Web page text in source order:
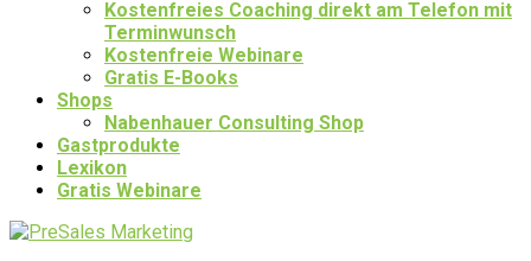
Kostenfreies Coaching direkt am Telefon mit
Terminwunsch
Kostenfreie Webinare
Gratis E-Books
Shops
Nabenhauer Consulting Shop
Gastprodukte
Lexikon
Gratis Webinare